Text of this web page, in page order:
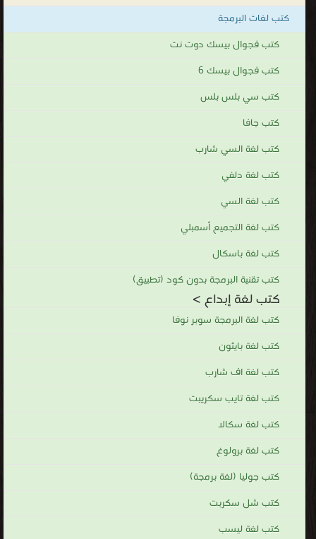
كتب لغات البرمجة
كتب فجوال بيسك دوت نت
كتب فجوال بيسك 6
كتب سي بلس بلس
كتب جافا
كتب لغة السي شارب
كتب لغة دلفي
كتب لغة السي
كتب لغة التجميع أسمبلي
كتب لغة باسكال
كتب تقنية البرمجة بدون كود (تطبيق)
كتب لغة إبداع >
كتب لغة البرمجة سوبر نوفا
كتب لغة بايثون
كتب لغة اف شارب
كتب لغة تايب سكريبت
كتب لغة سكالا
كتب لغة برولوغ
كتب جوليا (لغة برمجة)
كتب شل سكربت
كتب لغة ليسب